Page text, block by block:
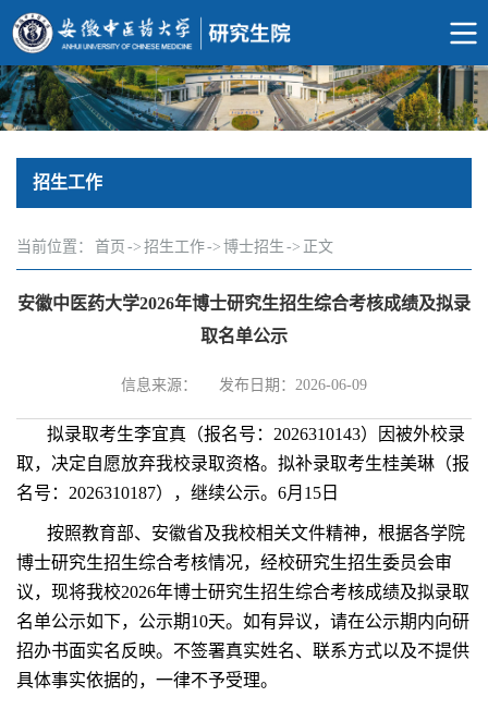
招生工作
当前位置： 首页 -> 招生工作-> 博士招生 -> 正文
安徽中医药大学2026年博士研究生招生综合考核成绩及拟录
取名单公示
信息来源： 发布日期：2026-06-09
拟录取考生李宜真（报名号：2026310143）因被外校录
取，决定自愿放弃我校录取资格。拟补录取考生桂美琳（报
名号： 2026310187），继续公示。6月15日
按照教育部、安徽省及我校相关文件精神，根据各学院
博士研究生招生综合考核情况，经校研究生招生委员会审
议，现将我校2026年博士研究生招生综合考核成绩及拟录取
名单公示如下，公示期10天。如有异议，请在公示期内向研
招办书面实名反映。不签署真实姓名、联系方式以及不提供
具体事实依据的，一律不予受理。